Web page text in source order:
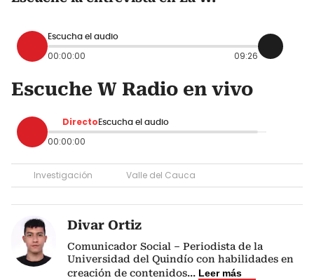
Escucha el audio
00:00:00 09:26
Escuche W Radio en vivo
Directo Escucha el audio
00:00:00
Investigación Valle del Cauca
Divar Ortiz
Comunicador Social – Periodista de la
Universidad del Quindío con habilidades en
creación de contenidos... Leer más